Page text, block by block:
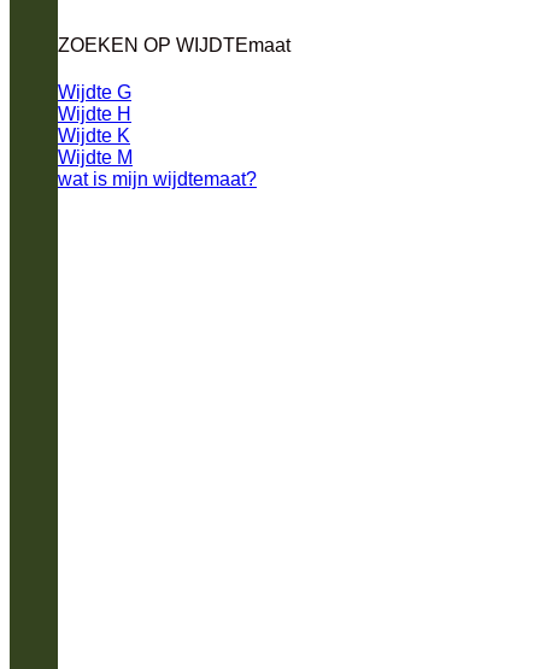
ZOEKEN OP WIJDTEmaat
Wijdte G
Wijdte H
Wijdte K
Wijdte M
wat is mijn wijdtemaat?